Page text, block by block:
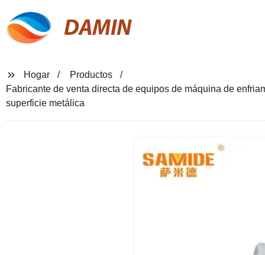
DAMIN
Hogar
Productos
Fabricante de venta directa de equipos de máquina de
superficie metálica